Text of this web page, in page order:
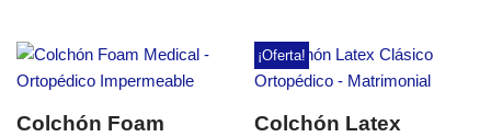
Colchón Foam
¡Oferta!
Colchón Latex